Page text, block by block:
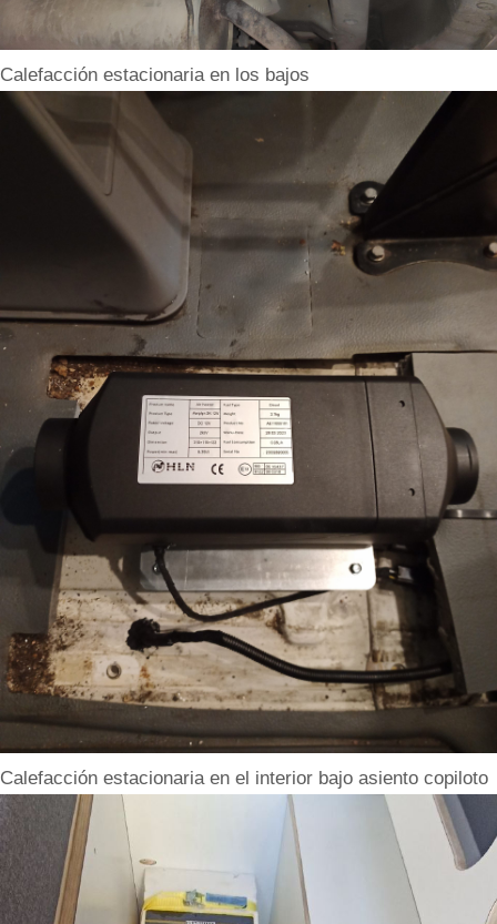
Calefacción estacionaria en los bajos
Calefacción estacionaria en el interior bajo asiento copiloto